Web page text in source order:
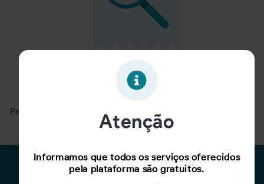
Oportunidade expirada!
Para ver mais, acesse a página
Para Candidatos
Atenção
Informamos que todos os serviços oferecidos
pela plataforma são gratuitos.